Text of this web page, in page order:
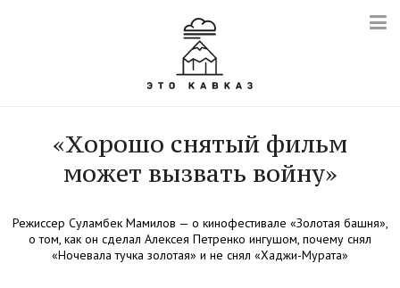
«Хорошо снятый фильм
может вызвать войну»
Режиссер Суламбек Мамилов — о кинофестивале «Золотая башня»,
о том, как он сделал Алексея Петренко ингушом, почему снял
«Ночевала тучка золотая» и не снял «Хаджи-Мурата»